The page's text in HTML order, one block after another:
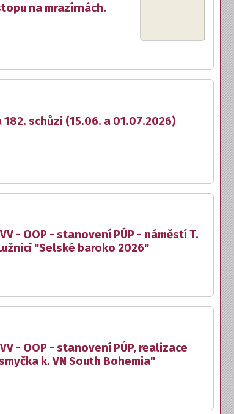
na mrazírnách.
182. schůzi (15.06. a 01.07.2026)
- OOP - stanovení PÚP - náměstí T.
"Selské baroko 2026"
- OOP - stanovení PÚP, realizace
k. VN South Bohemia"